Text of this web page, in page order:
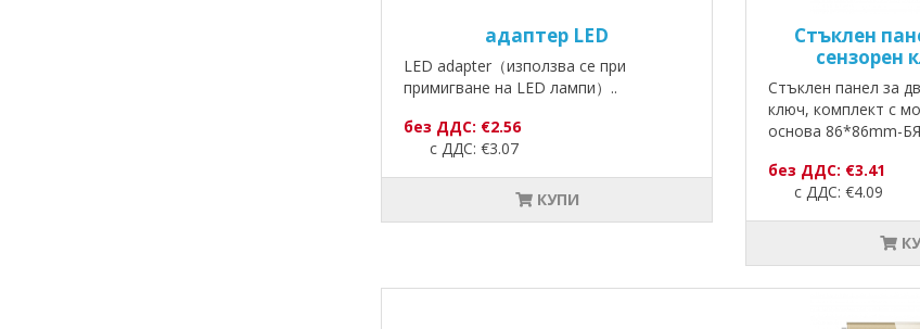
адаптер LED
LED adapter（използва се при
примигване на LED лампи）..
без ДДС: €2.56
с ДДС: €3.07
КУПИ
Стъклен
сензорен
Стъклен панел за
ключ, комплект с
основа 86*86mm-
без ДДС: €3.41
с ДДС: €4.09